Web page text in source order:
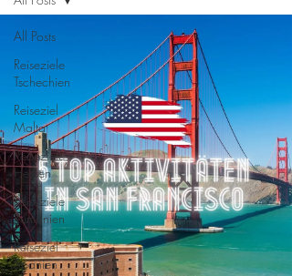
All Posts
Reiseziele
Tschechien
Reiseziel
Malta
Reiseziele
Hessen
Reiseziele
Rumänien
Reiseziel
Spanien